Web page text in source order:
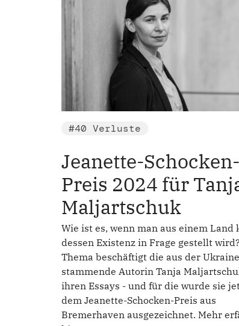
#40 Verluste
Jeanette-Schocken-
Preis 2024 für
Maljartschuk
Wie ist es, wenn man aus einem Land
dessen Existenz in Frage gestellt
Thema beschäftigt die aus der Ukraine
stammende Autorin Tanja
ihren Essays - und für die wurde sie
dem Jeanette-Schocken-Preis aus
Bremerhaven ausgezeichnet. Mehr